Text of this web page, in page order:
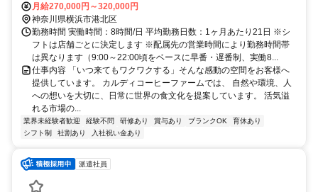
分、東急目黒線 日吉（神奈川県）西口徒歩約6分、東急新横浜線 日吉
（神奈川県）西口徒歩約6分 ※他店舗への配属の可能性あり ※状況に
より記載店舗の募集を締め切る場合あり
月給270,000円～320,000円
神奈川県横浜市港北区
勤務時間 実働時間：8時間/日 平均勤務日数：1ヶ月あたり21日 ※シ
フトは店舗ごとに決定します ※配属先の営業時間により勤務時間帯
は異なります（9:00～22:00頃をベースに早番・遅番制、実働8...
仕事内容 「いつ来てもワクワクする」そんな感動の空間をお客様へ
提供しています。 カルディコーヒーファームでは、 自然や環境、人
への想いを大切に、日常に世界の食文化を提案しています。 活気溢
れる市場の...
業界未経験者歓迎 経験不問 研修あり 賞与あり ブランクOK
育休あり
シフト制
社割あり 入社祝い金あり
派遣社員